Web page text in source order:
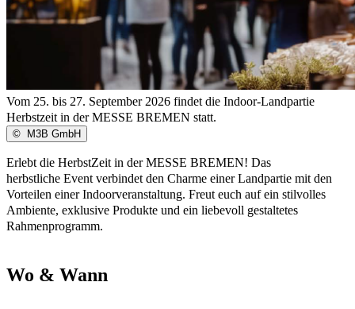
Vom 25. bis 27. September 2026 findet die Indoor-Landpartie
Herbstzeit in der MESSE BREMEN statt.
© M3B GmbH
Erlebt die HerbstZeit in der MESSE BREMEN! Das
herbstliche Event verbindet den Charme einer Landpartie mit den
Vorteilen einer Indoorveranstaltung. Freut euch auf ein stilvolles
Ambiente, exklusive Produkte und ein liebevoll gestaltetes
Rahmenprogramm.
Wo & Wann